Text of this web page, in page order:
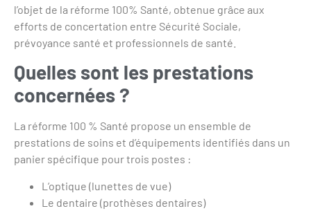
l’objet de la réforme 100% Santé, obtenue grâce aux
efforts de concertation entre Sécurité Sociale,
prévoyance santé et professionnels de santé.
Quelles sont les prestations
concernées ?
La réforme 100 % Santé propose un ensemble de
prestations de soins et d’équipements identifiés dans un
panier spécifique pour trois postes :
L’optique (lunettes de vue)
Le dentaire (prothèses dentaires)